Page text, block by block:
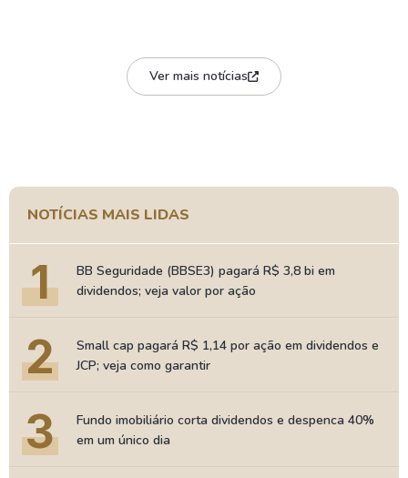
Ver mais notícias
NOTÍCIAS MAIS LIDAS
1
BB Seguridade (BBSE3) pagará R$ 3,8 bi em
dividendos; veja valor por ação
2
Small cap pagará R$ 1,14 por ação em dividendos e
JCP; veja como garantir
3
Fundo imobiliário corta dividendos e despenca 40%
em um único dia